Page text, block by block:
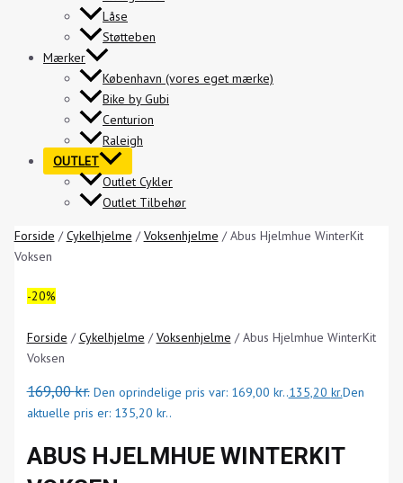
Låse
Støtteben
Mærker
København (vores eget mærke)
Bike by Gubi
Centurion
Raleigh
OUTLET
Outlet Cykler
Outlet Tilbehør
Forside /Cykelhjelme /Voksenhjelme / Abus Hjelmhue WinterKit
Voksen
-20%
Forside /Cykelhjelme /Voksenhjelme / Abus Hjelmhue WinterKit
Voksen
169,00kr. Den oprindelige pris var: 169,00 kr..135,20 kr.Den
aktuelle pris er: 135,20 kr..
ABUS HJELMHUE WINTERKIT